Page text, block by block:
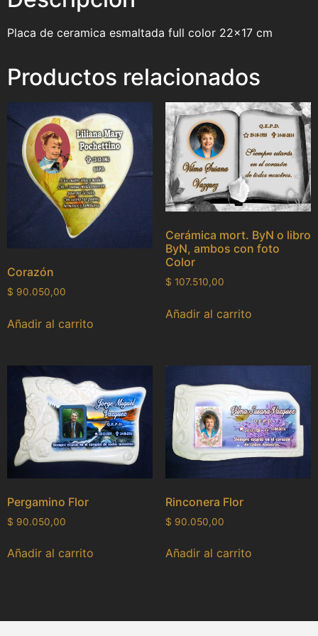
Placa de ceramica esmaltada full color 22×17 cm
Productos relacionados
Corazón
$ 90.050,00
Añadir al carrito
Cerámica mort. ByN o libro
ByN, ambos con foto
Color
$ 107.510,00
Añadir al carrito
Pergamino Flor
$ 90.050,00
Añadir al carrito
Rinconera Flor
$ 90.050,00
Añadir al carrito